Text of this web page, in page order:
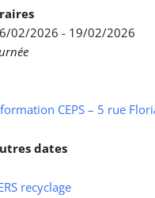
02/2026 - 19/02/2026
CEPS – 5 rue
dates
recyclage